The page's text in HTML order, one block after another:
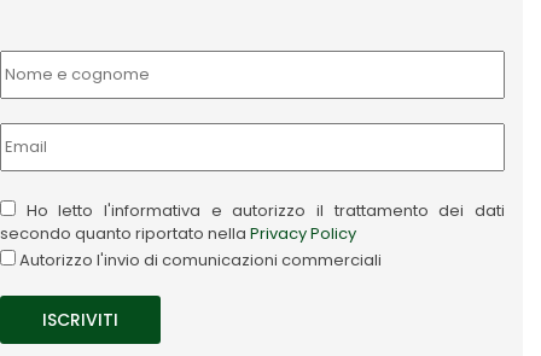
Ho letto l'informativa e autorizzo il trattamento dei dati
secondo quanto riportato nella Privacy Policy
Autorizzo l'invio di comunicazioni commerciali